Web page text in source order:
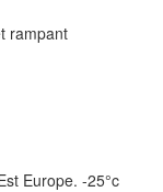
rampant
Europe. -25°c